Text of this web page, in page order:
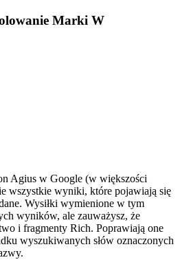
Marki W
Agius w Google (w większości
wszystkie wyniki, które pojawiają się
Wysiłki wymienione w tym
wyników, ale zauważysz, że
i fragmenty Rich. Poprawiają one
wyszukiwanych słów oznaczonych